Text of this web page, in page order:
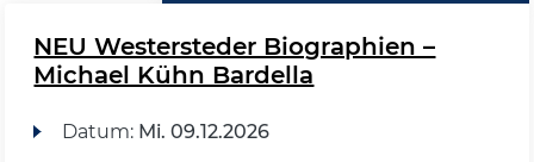
NEU Westersteder Biographien –
Michael Kühn Bardella
Datum: Mi. 09.12.2026